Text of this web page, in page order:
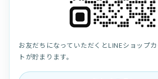
お友だちになっていただくとLINEショップ
トが貯まります。